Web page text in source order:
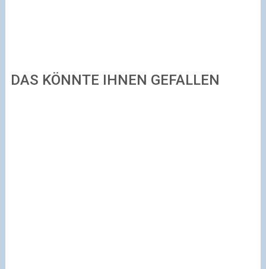
DAS KÖNNTE IHNEN GEFALLEN